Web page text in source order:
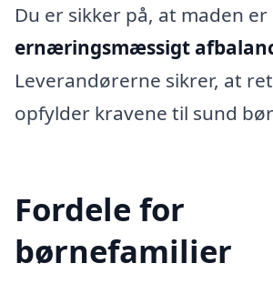
Du er sikker på, at maden er
ernæringsmæssigt
Leverandørerne sikrer, at
opfylder kravene til sund
Fordele for
børnefamilier